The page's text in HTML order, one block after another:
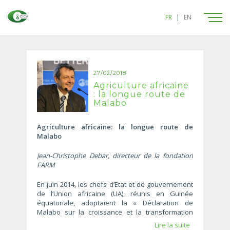
FR | EN
27/02/2018
Agriculture africaine
: la longue route de
Malabo
Agriculture africaine: la longue route de
Malabo
Jean-Christophe Debar, directeur de la fondation
FARM
En juin 2014, les chefs d’Etat et de gouvernement
de l’Union africaine (UA), réunis en Guinée
équatoriale, adoptaient la « Déclaration de
Malabo sur la croissance et la transformation
accélérées de l’agriculture en Afrique pour une
Lire la suite